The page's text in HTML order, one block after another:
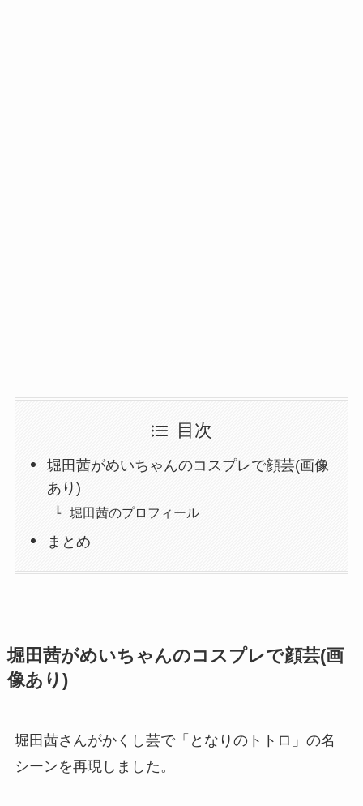
目次
堀田茜がめいちゃんのコスプレで顔芸(画像
あり)
堀田茜のプロフィール
まとめ
堀田茜がめいちゃんのコスプレで顔芸(画
像あり)
堀田茜さんがかくし芸で「となりのトトロ」の名
シーンを再現しました。